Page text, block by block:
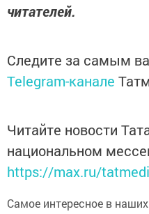
читателей.
Следите за самым
Telegram-канале
Читайте новости
национальном
https://max.ru/
Самое интересное в